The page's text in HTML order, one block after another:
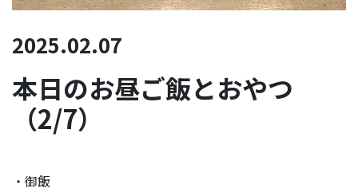
2025.02.07
本日のお昼ご飯とおやつ
（2/7）
・御飯